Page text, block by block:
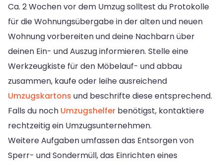
Ca. 2 Wochen vor dem Umzug solltest du Protokolle
für die Wohnungsübergabe in der alten und neuen
Wohnung vorbereiten und deine Nachbarn über
deinen Ein- und Auszug informieren. Stelle eine
Werkzeugkiste für den Möbelauf- und abbau
zusammen, kaufe oder leihe ausreichend
Umzugskartons und beschrifte diese entsprechend.
Falls du noch Umzugshelfer benötigst, kontaktiere
rechtzeitig ein Umzugsunternehmen.
Weitere Aufgaben umfassen das Entsorgen von
Sperr- und Sondermüll, das Einrichten eines